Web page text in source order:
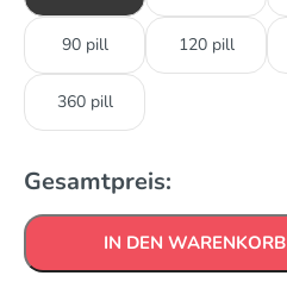
90 pill 120 pill
360 pill
Gesamtpreis:
IN DEN WARENKORB